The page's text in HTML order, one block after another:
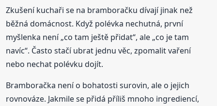
Zkušení kuchaři se na bramboračku dívají jinak než
běžná domácnost. Když polévka nechutná, první
myšlenka není „co tam ještě přidat“, ale „co je tam
navíc“. Často stačí ubrat jednu věc, zpomalit vaření
nebo nechat polévku dojít.
Bramboračka není o bohatosti surovin, ale o jejich
rovnováze. Jakmile se přidá příliš mnoho ingrediencí,